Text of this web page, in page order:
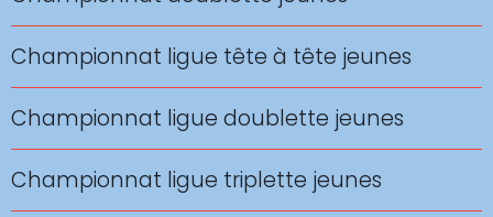
Championnat ligue tête à tête jeunes
Championnat ligue doublette jeunes
Championnat ligue triplette jeunes